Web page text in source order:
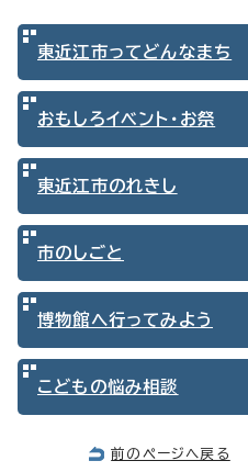
東近江市ってどんなまち
おもしろイベント・お祭
東近江市のれきし
市のしごと
博物館へ行ってみよう
こどもの悩み相談
前のページへ戻る